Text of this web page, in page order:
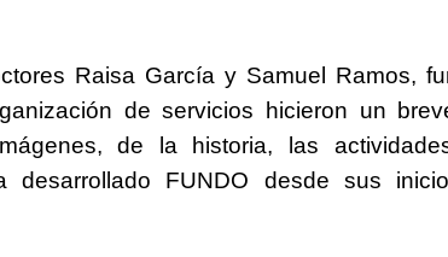
Raisa García y Samuel Ramos,
de servicios hicieron un
de la historia, las
desarrollado FUNDO desde sus